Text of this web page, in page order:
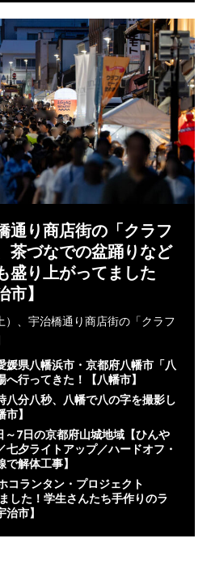
通り商店街の「クラフ
茶づなでの盆踊りなど
盛り上がってました
】
）、宇治橋通り商店街の「クラフ
媛県八幡浜市・京都府八幡市「八
行ってきた！【八幡市】
八分八秒、八幡で八の字を撮影し
】
～7日の京都府山城地域【ひんや
七夕ライトアップ／ハードオフ・
解体工事】
コランタン・プロジェクト
した！学生さんたち手作りのラ
市】